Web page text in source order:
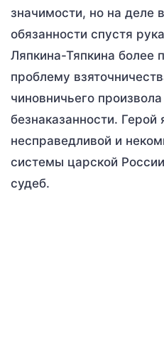
значимости, но на деле
обязанности спустя
Ляпкина-Тяпкина более
проблему
чиновничьего
безнаказанности.
несправедливой и
системы царской
судеб.